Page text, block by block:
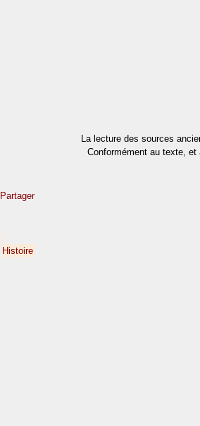
La lecture des sources
Conformément au texte, et
Partager
Histoire